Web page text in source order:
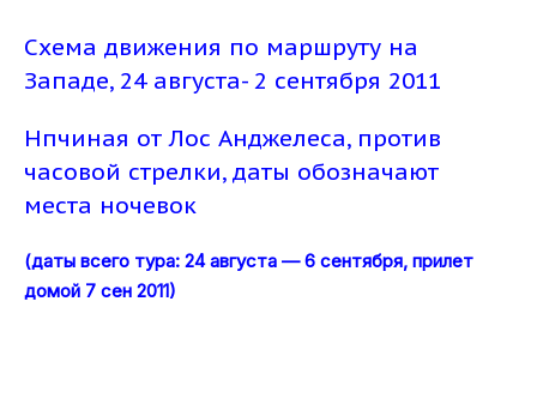
Схема движения по маршруту на
Западе, 24 августа- 2 сентября 2011
Нпчиная от Лос Анджелеса, против
часовой стрелки, даты обозначают
места ночевок
(даты всего тура: 24 августа — 6 сентября, прилет
домой 7 сен 2011)